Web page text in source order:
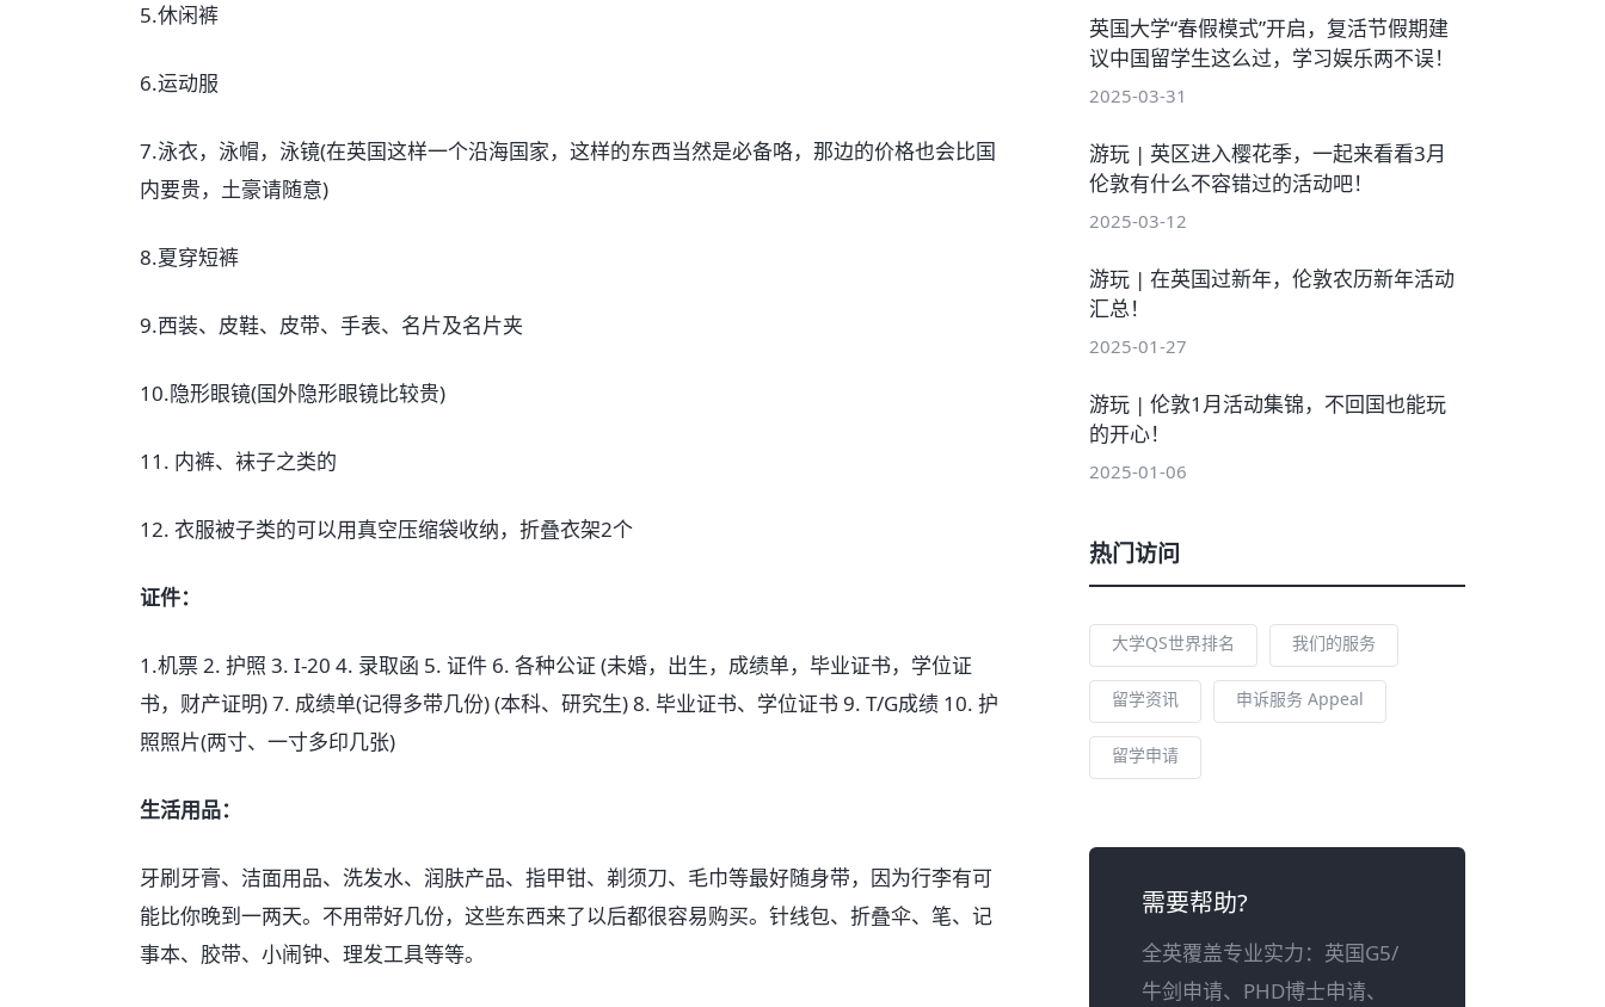
5.休闲裤
6.运动服
7.泳衣，泳帽，泳镜(在英国这样一个沿海国家，这样的东西当然是必备咯，那边的价格也会比国
内要贵，土豪请随意)
8.夏穿短裤
9.西装、皮鞋、皮带、手表、名片及名片夹
10.隐形眼镜(国外隐形眼镜比较贵)
11. 内裤、袜子之类的
12. 衣服被子类的可以用真空压缩袋收纳，折叠衣架2个
证件：
1.机票 2. 护照 3. I-20 4. 录取函 5. 证件 6. 各种公证 (未婚，出生，成绩单，毕业证书，学位证
书，财产证明) 7. 成绩单(记得多带几份) (本科、研究生) 8. 毕业证书、学位证书 9. T/G成绩 10. 护
照照片(两寸、一寸多印几张)
生活用品：
牙刷牙膏、洁面用品、洗发水、润肤产品、指甲钳、剃须刀、毛巾等最好随身带，因为行李有可
能比你晚到一两天。不用带好几份，这些东西来了以后都很容易购买。针线包、折叠伞、笔、记
事本、胶带、小闹钟、理发工具等等。
英国大学“春假模式”开启，复活节假期建
议中国留学生这么过，学习娱乐两不误！
2025-03-31
游玩 | 英区进入樱花季，一起来看看3月
伦敦有什么不容错过的活动吧！
2025-03-12
游玩 | 在英国过新年，伦敦农历新年活动
汇总！
2025-01-27
游玩 | 伦敦1月活动集锦，不回国也能玩
的开心！
2025-01-06
热门访问
大学QS世界排名 我们的服务
留学资讯 申诉服务 Appeal
留学申请
需要帮助?
全英覆盖专业实力：英国G5/
牛剑申请、PHD博士申请、